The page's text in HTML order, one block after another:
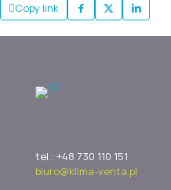
Copy link
tel.: +48 730 110 151
biuro@klima-venta.pl